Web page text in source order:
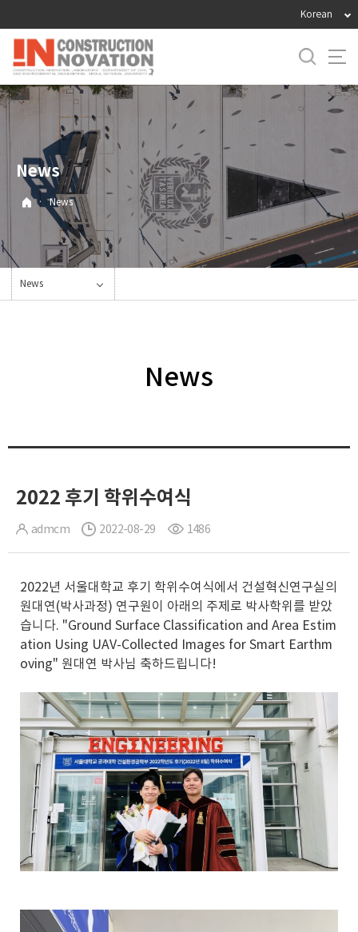
로
메
뉴
Korean
News
· News
News
News
2022 후기 학위수여식
admcm 2022-08-29 1486
2022년 서울대학교 후기 학위수여식에서 건설혁신연구실의
원대연(박사과정) 연구원이 아래의 주제로 박사학위를 받았
습니다. "Ground Surface Classification and Area Estim
ation Using UAV-Collected Images for Smart Earthm
oving" 원대연 박사님 축하드립니다!